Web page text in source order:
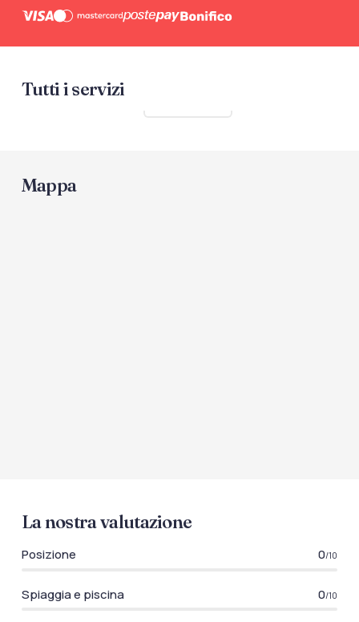
Tutti i servizi
Mappa
La nostra valutazione
Posizione 0/10
Spiaggia e piscina 0/10